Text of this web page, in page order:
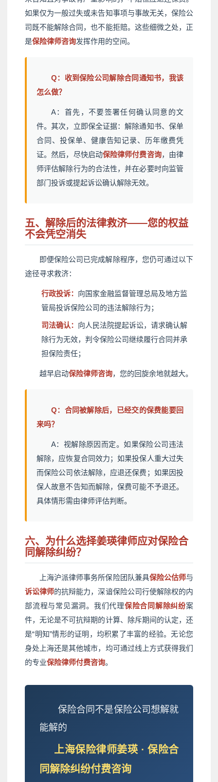
如果仅为一般过失或未告知事项与事故无关，保险公
司既不能解除合同，也不能拒赔。这些细微之处，正
是保险律师咨询发挥作用的空间。
Q：收到保险公司解除合同通知书，我该
怎么做？
A：首先，不要签署任何确认同意的文
件。其次，立即保全证据：解除通知书、保单
合同、投保单、健康告知记录、历年缴费凭
证。然后，尽快启动保险律师付费咨询，由律
师评估解除行为的合法性，并在必要时向监管
部门投诉或提起诉讼确认解除无效。
五、解除后的法律救济——您的权益
不会凭空消失
即便保险公司已完成解除程序，您仍可通过以下
途径寻求救济：
行政投诉： 向国家金融监督管理总局及地方监
管局投诉保险公司的违法解除行为；
司法确认： 向人民法院提起诉讼，请求确认解
除行为无效，判令保险公司继续履行合同并承
担保险责任；
越早启动保险律师咨询，您的回旋余地就越大。
Q：合同被解除后，已经交的保费能要回
来吗？
A：视解除原因而定。如果保险公司违法
解除，应恢复合同效力；如果投保人重大过失
而保险公司依法解除，应退还保费；如果因投
保人故意不告知而解除，保费可能不予退还。
具体情形需由律师评估判断。
六、为什么选择姜瑛律师应对保险合
同解除纠纷？
上海沪派律师事务所保险团队兼具保险公估师与
诉讼律师的抗辩能力，深谙保险公司行使解除权的内
部流程与常见漏洞。我们代理保险合同解除纠纷案
件，无论是不可抗辩期的计算、除斥期间的认定，还
是“明知”情形的证明，均积累了丰富的经验。无论您
身处上海还是其他城市，均可通过线上方式获得我们
的专业保险律师付费咨询。
保险合同不是保险公司想解就
能解的
上海保险律师姜瑛 · 保险合
同解除纠纷付费咨询